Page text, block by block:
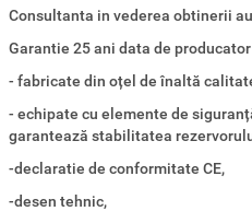
Consultanta in vederea obtinerii
Garantie 25 ani data de producator
- fabricate din oțel de înaltă
- echipate cu elemente de
garantează stabilitatea
-declaratie de conformitate CE,
-desen tehnic,